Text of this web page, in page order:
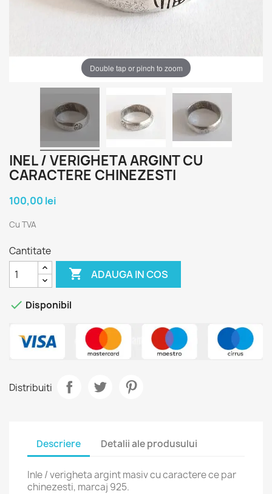
Double tap or pinch to zoom
INEL / VERIGHETA ARGINT CU
CARACTERE CHINEZESTI
100,00 lei
Cu TVA
Cantitate
 ADAUGA IN COS
 Disponibil
Distribuiti
Descriere Detalii ale produsului
Inle / verigheta argint masiv cu caractere ce par
chinezesti, marcaj 925.